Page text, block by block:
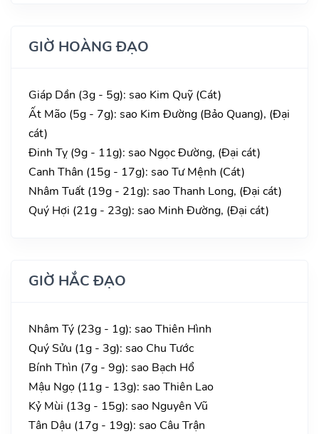
GIỜ HOÀNG ĐẠO
Giáp Dần (3g - 5g): sao Kim Quỹ (Cát)
Ất Mão (5g - 7g): sao Kim Đường (Bảo Quang), (Đại
cát)
Đinh Tỵ (9g - 11g): sao Ngọc Đường, (Đại cát)
Canh Thân (15g - 17g): sao Tư Mệnh (Cát)
Nhâm Tuất (19g - 21g): sao Thanh Long, (Đại cát)
Quý Hợi (21g - 23g): sao Minh Đường, (Đại cát)
GIỜ HẮC ĐẠO
Nhâm Tý (23g - 1g): sao Thiên Hình
Quý Sửu (1g - 3g): sao Chu Tước
Bính Thìn (7g - 9g): sao Bạch Hổ
Mậu Ngọ (11g - 13g): sao Thiên Lao
Kỷ Mùi (13g - 15g): sao Nguyên Vũ
Tân Dậu (17g - 19g): sao Câu Trận